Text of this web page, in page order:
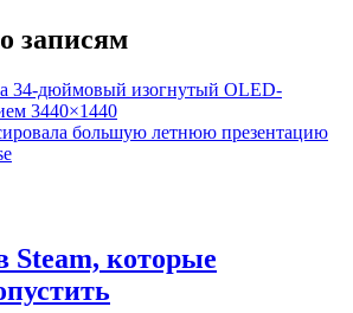
записям
34-дюймовый изогнутый OLED-
3440×1440
большую летнюю презентацию
Steam, которые